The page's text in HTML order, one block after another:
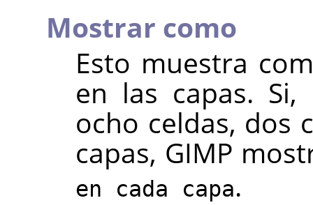
Mostrar como
Esto muestra
en las capas.
ocho celdas, dos
capas, GIMP
en cada capa.